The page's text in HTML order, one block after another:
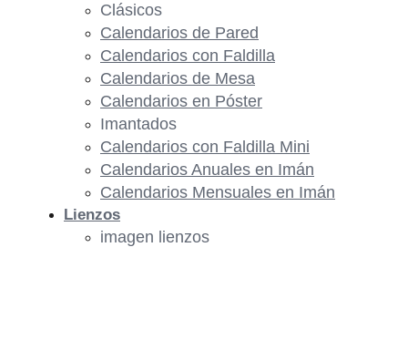
Clásicos
Calendarios de Pared
Calendarios con Faldilla
Calendarios de Mesa
Calendarios en Póster
Imantados
Calendarios con Faldilla Mini
Calendarios Anuales en Imán
Calendarios Mensuales en Imán
Lienzos
imagen lienzos